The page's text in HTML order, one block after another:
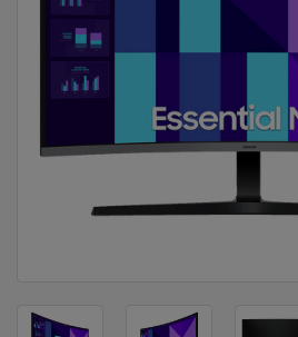
KUĆANSKI
APARATI
ALATI